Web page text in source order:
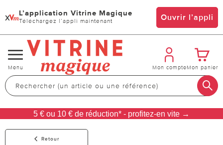
x L’application Vitrine Magique
Téléchargez l’appli maintenant Ouvrir l’appli
Changer
de
navigation
Menu Mon compteMon panier
5 € ou 10 € de réduction* - profitez-en vite →
Retour